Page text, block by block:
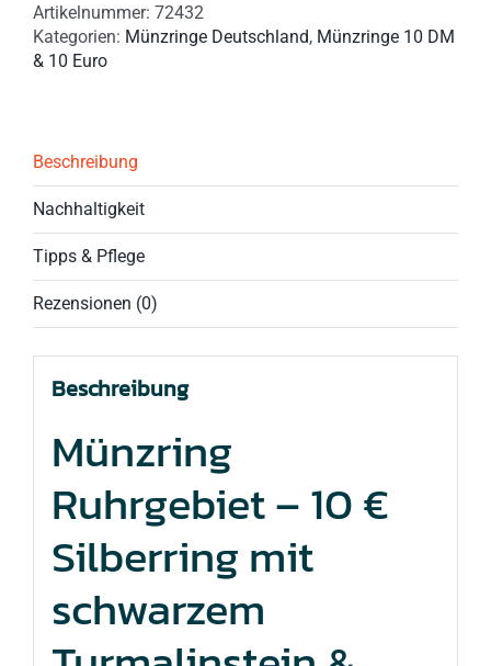
€
Münzring
mit
Gravur
Menge
Artikelnummer: 72432
Kategorien: Münzringe Deutschland, Münzringe 10 DM
& 10 Euro
Beschreibung
Nachhaltigkeit
Tipps & Pflege
Rezensionen (0)
Beschreibung
Münzring
Ruhrgebiet – 10 €
Silberring mit
schwarzem